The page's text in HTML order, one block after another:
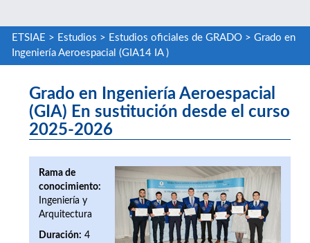
ETSIAE > Estudios > Estudios oficiales de GRADO> Grado en
Ingeniería Aeroespacial (GIA14 IA )
Grado en Ingeniería Aeroespacial
(GIA) En sustitución desde el curso
2025-2026
Rama de
conocimiento:
Ingeniería y
Arquitectura
Duración: 4